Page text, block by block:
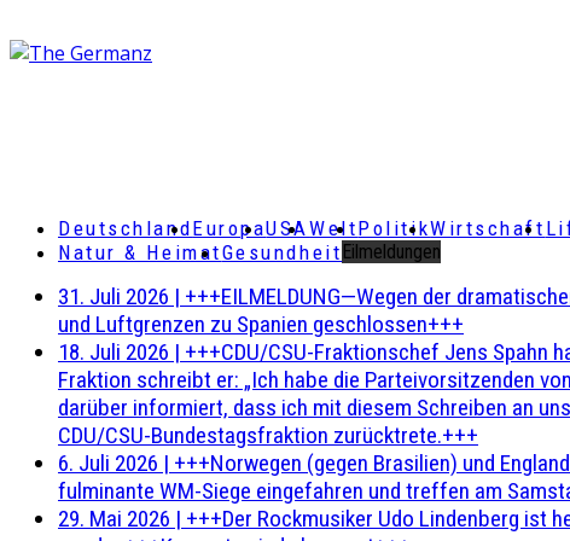
DeutschlandEuropaUSAWeltPolitikWirtschaft
Natur & HeimatGesundheit Eilmeldungen
31. Juli 2026 | +++EILMELDUNG—Wegen der
und Luftgrenzen zu Spanien geschlossen+++
18. Juli 2026 | +++CDU/CSU-Fraktionschef Jens Spahn
Fraktion schreibt er: „Ich habe die Parteivorsitzenden
darüber informiert, dass ich mit diesem Schreiben an
CDU/CSU-Bundestagsfraktion zurücktrete.+++
6. Juli 2026 | +++Norwegen (gegen Brasilien) und
fulminante WM-Siege eingefahren und treffen am
29. Mai 2026 | +++Der Rockmusiker Udo Lindenberg ist